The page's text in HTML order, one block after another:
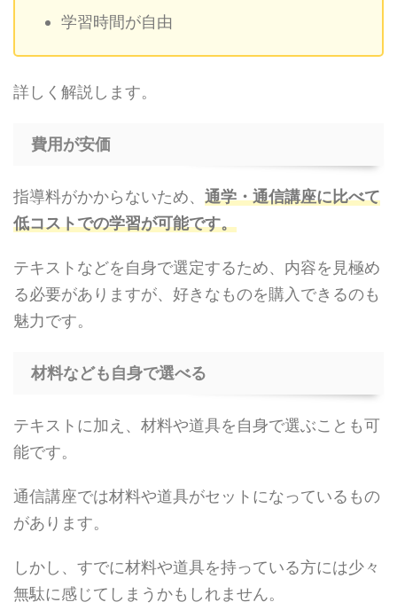
学習時間が自由
詳しく解説します。
費用が安価
指導料がかからないため、 通学・通信講座に比べて
低コストでの学習が可能です。
テキストなどを自身で選定するため、内容を見極め
る必要がありますが、好きなものを購入できるのも
魅力です。
材料なども自身で選べる
テキストに加え、材料や道具を自身で選ぶことも可
能です。
通信講座では材料や道具がセットになっているもの
があります。
しかし、すでに材料や道具を持っている方には少々
無駄に感じてしまうかもしれません。